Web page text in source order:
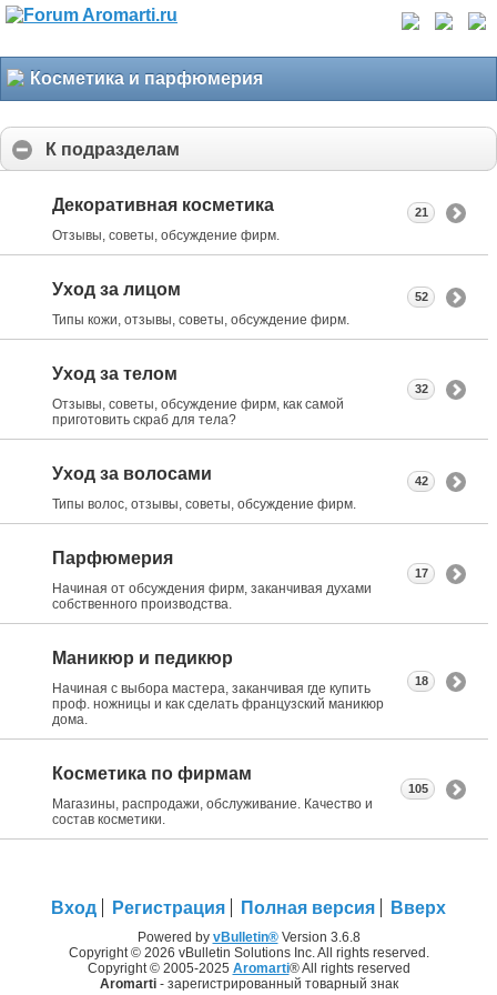
Косметика и парфюмерия
К подразделам
Декоративная косметика
Отзывы, советы, обсуждение фирм.
21
Уход за лицом
Типы кожи, отзывы, советы, обсуждение фирм.
52
Уход за телом
Отзывы, советы, обсуждение фирм, как самой
приготовить скраб для тела?
32
Уход за волосами
Типы волос, отзывы, советы, обсуждение фирм.
42
Парфюмерия
Начиная от обсуждения фирм, заканчивая духами
собственного производства.
17
Маникюр и педикюр
Начиная с выбора мастера, заканчивая где купить
проф. ножницы и как сделать французский маникюр
дома.
18
Косметика по фирмам
Магазины, распродажи, обслуживание. Качество и
состав косметики.
105
Вход Регистрация Полная версия Вверх
Powered by vBulletin®Version 3.6.8
Copyright © 2026 vBulletin Solutions Inc. All rights reserved.
Copyright © 2005-2025 Aromarti® All rights reserved
Aromarti- зарегистрированный товарный знак